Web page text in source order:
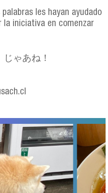
les hayan ayudado
la iniciativa en comenzar
ゃあね！